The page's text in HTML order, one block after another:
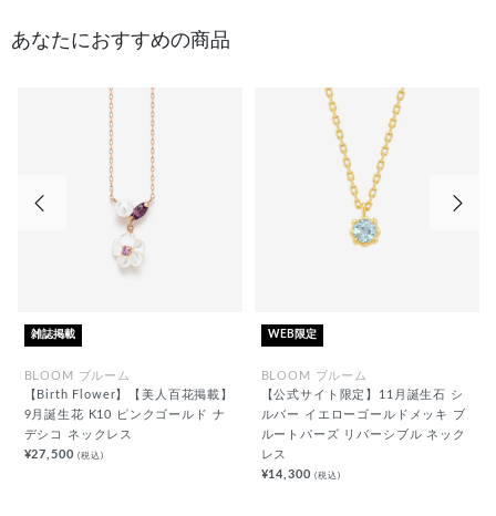
あなたにおすすめの商品
雑誌掲載
BLOOM ブルーム
【Birth Flower】【美人百花掲載】
9月誕生花 K10 ピンクゴールド ナ
デシコ ネックレス
¥27,500(税込)
WEB限定
BLOOM ブルーム
【公式サイト限定】11月誕生石 シ
ルバー イエローゴールドメッキ ブ
ルートパーズ リバーシブル ネック
レス
¥14,300(税込)